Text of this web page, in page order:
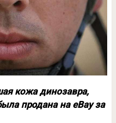
кожа динозавра,
продана на eBay за